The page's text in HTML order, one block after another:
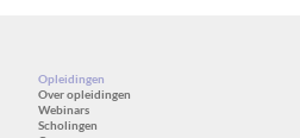
Opleidingen
Over opleidingen
Webinars
Scholingen